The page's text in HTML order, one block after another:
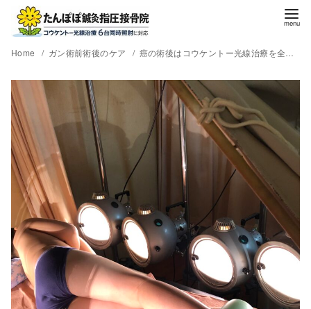
Home ガン術前術後のケア 癌の術後はコウケントー光線治療を全身に出来るだけたっぷり当てる必要があります。光線治療効果を高める秘密を教えます(^_-)